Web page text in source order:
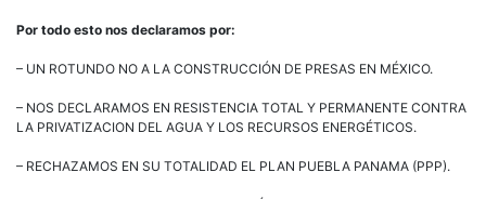
Por todo esto nos declaramos por:
– UN ROTUNDO NO A LA CONSTRUCCIÓN DE PRESAS EN MÉXICO.
– NOS DECLARAMOS EN RESISTENCIA TOTAL Y PERMANENTE CONTRA
LA PRIVATIZACION DEL AGUA Y LOS RECURSOS ENERGÉTICOS.
– RECHAZAMOS EN SU TOTALIDAD EL PLAN PUEBLA PANAMA (PPP).